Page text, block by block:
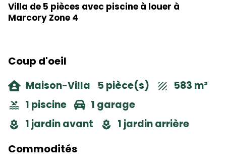
Villa de 5 pièces avec piscine à louer à
Marcory Zone 4
Coup d'oeil
Maison-Villa 5 pièce(s)
583 m²
1 piscine
1 garage
1 jardin avant
1 jardin arrière
Commodités